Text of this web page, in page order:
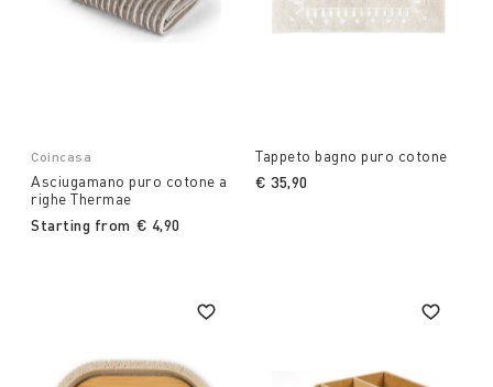
Coincasa
Asciugamano puro cotone a
righe Thermae
Starting from € 4,90
Tappeto bagno puro cotone
€ 35,90